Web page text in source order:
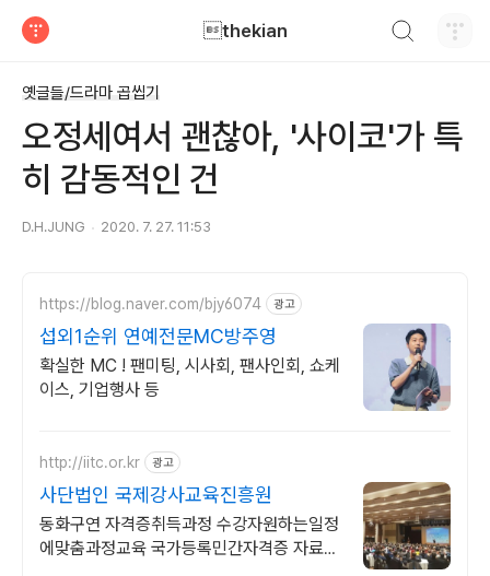
thekian
옛글들/드라마 곱씹기
오정세여서 괜찮아, '사이코'가 특
히 감동적인 건
D.H.JUNG 2020. 7. 27. 11:53
https://blog.naver.com/bjy6074 광고
섭외1순위 연예전문MC방주영
확실한 MC ! 팬미팅, 시사회, 팬사인회, 쇼케
이스, 기업행사 등
http://iitc.or.kr 광고
사단법인 국제강사교육진흥원
동화구연 자격증취득과정 수강자원하는일정
에맞춤과정교육 국가등록민간자격증 자료실